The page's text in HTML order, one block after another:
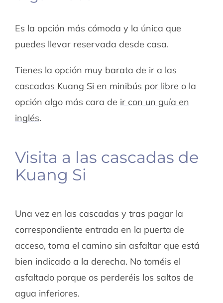
Es la opción más cómoda y la única que
puedes llevar reservada desde casa.
Tienes la opción muy barata de ir a las
cascadas Kuang Si en minibús por libre o la
opción algo más cara de ir con un guía en
inglés.
Visita a las cascadas de
Kuang Si
Una vez en las cascadas y tras pagar la
correspondiente entrada en la puerta de
acceso, toma el camino sin asfaltar que está
bien indicado a la derecha. No toméis el
asfaltado porque os perderéis los saltos de
agua inferiores.